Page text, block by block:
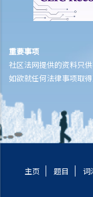
重要事项
社区法网提供的资料只
如欲就任何法律事项取
主页 题目 词